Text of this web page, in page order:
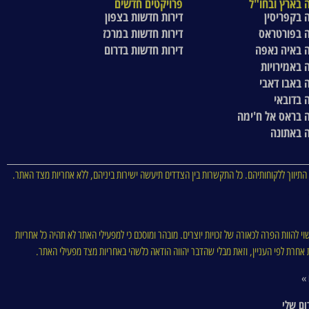
בארץ ובחו"ל
בקפריסין
בפורטראס
באיה נאפה
באבו דאבי
בדובאי
בראס אל ח'ימה
באתונה
פרויקטים חדשים
דירות חדשות בצפון
דירות חדשות במרכז
דירות חדשות בדרום
ללקוחותיהם. כל התקשרות בין הצדדים תיעשה ישירות ביניהם, ללא אחריות מצד האתר.
להוות הפרה לכאורה של זכויות יוצרים. מובהר ומוסכם כי למפעילי האתר לא תהיה כל אחריות
אחרת לפי העניין, וזאת מבלי שהדבר יהווה הודאה כלשהי באחריות מצד מפעילי האתר.
»
שלי